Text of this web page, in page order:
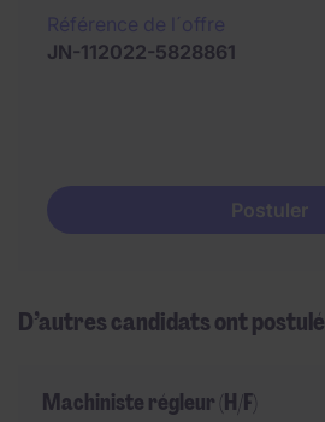
JN-112022-5828861
Postuler
D’autres candidats ont postulé
Machiniste régleur (H/F)